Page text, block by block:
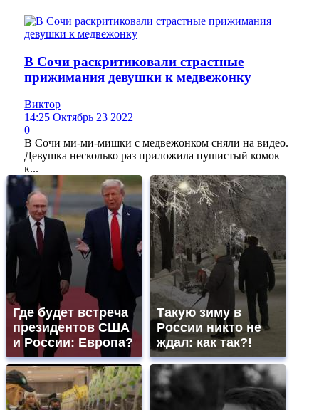
В Сочи раскритиковали страстные
прижимания девушки к медвежонку
Виктор
14:25 Октябрь 23 2022
0
В Сочи ми-ми-мишки с медвежонком сняли на видео.
Девушка несколько раз приложила пушистый комок
к...
Где будет встреча
президентов США
и России: Европа?
Такую зиму в
России никто не
ждал: как так?!